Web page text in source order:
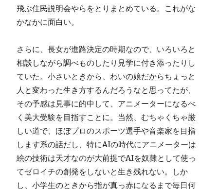
飛ぶ住民説明会やらをとりまとめている。これがな
かなかに面白い。
さらに、長女が進路決定の時期なので、いろいろと
相談しながら調べものしたり見学に付き添ったりし
ていた。小さいときから、わいの娘だからちょっと
人と変わった生き方するんだろうなと思ってたが、
その予感は見事に的中して、アニメーターになるべ
く美大受験を目指すことに。当然、むちゃくちゃ厳
しい道で、ほぼプロのスポーツ選手や音楽家を目指
します系の話だし、特にAIの時代にアニメーターは
絵の技術は天才なのが大前提でAIを奴隷として使っ
てゼロイチの創発をしないと生き残れない。しか
し、小学生のときから指が真っ赤になるまで毎日何